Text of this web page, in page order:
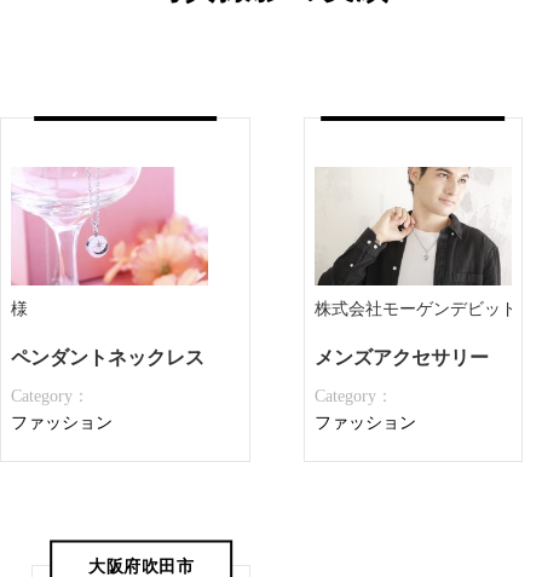
様
ペンダントネックレス
Category：
ファッション
株式会社モーゲンデビッド 様
メンズアクセサリー
Category：
ファッション
大阪府吹田市